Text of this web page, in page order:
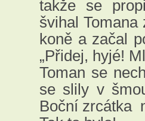
takže se
švihal
koně a začal
„Přidej, hyjé!
Toman se
se slily v
Boční zrcátka